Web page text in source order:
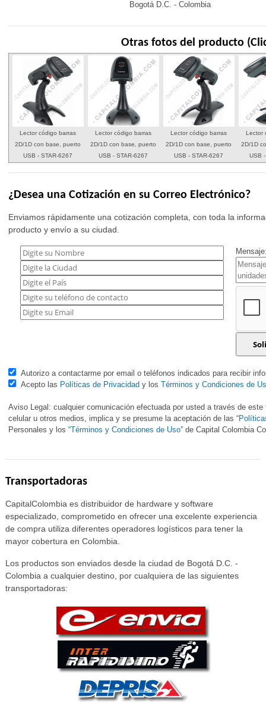
Bogotá D.C. - Colombia
Otras fotos del producto
Lector código barras
2D/1D con base, puerto
USB - STAR-6267
Lector código barras
2D/1D con base, puerto
USB - STAR-6267
Lector código barras
2D/1D con base, puerto
USB - STAR-6267
Lector
2D/1D
USB
¿Desea una Cotización en su Correo Electrónico?
Enviamos rápidamente una cotización completa, con toda la
producto y envío a su ciudad.
Autorizo a contactarme por email o teléfonos indicados para recibir
Acepto las Políticas de Privacidad y losTérminos y Condiciones de
Aviso Legal: cualquier comunicación efectuada por usted a través de
celular u otros medios, implica y se presume la aceptación de las “
Personales y los “Términos y Condiciones de Uso” de Capital Colombia
Transportadoras
CapitalColombia es distribuidor de hardware y software
especializado, comprometido en ofrecer una excelente experiencia
de compra utiliza diferentes operadores logísticos para tener la
mayor cobertura en Colombia.
Los productos son enviados desde la ciudad de Bogotá D.C. -
Colombia a cualquier destino, por cualquiera de las siguientes
transportadoras: